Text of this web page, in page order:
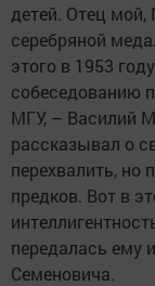
детей. Отец мой,
серебряной
этого в 1953
собеседованию
МГУ, – Василий
рассказывал о
перехвалить, но
предков. Вот в
передалась ему
Семеновича.